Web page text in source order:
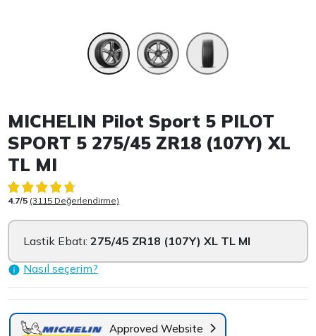
Item 1 of 3
MICHELIN Pilot Sport 5 PILOT
SPORT 5 275/45 ZR18 (107Y) XL
TL MI
4.7/5 (3115 Değerlendirme)
Lastik Ebatı:275/45 ZR18 (107Y) XL TL MI
Nasıl seçerim?
Approved Website